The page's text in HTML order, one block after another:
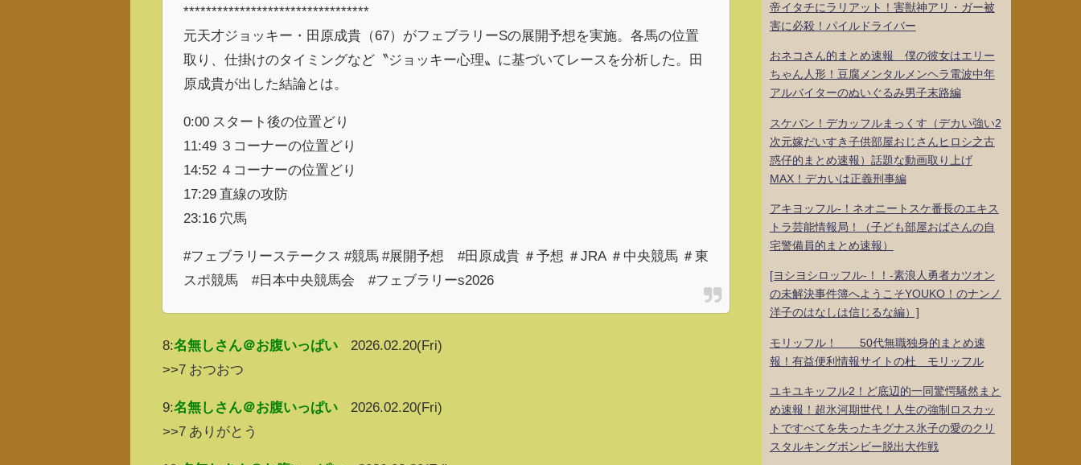
*********************************
元天才ジョッキー・田原成貴（67）がフェブラリーSの展開予想を実施。各馬の位置
取り、仕掛けのタイミングなど〝ジョッキー心理〟に基づいてレースを分析した。田
原成貴が出した結論とは。
0:00 スタート後の位置どり
11:49 ３コーナーの位置どり
14:52 ４コーナーの位置どり
17:29 直線の攻防
23:16 穴馬
#フェブラリーステークス #競馬 #展開予想 #田原成貴 ＃予想 ＃JRA ＃中央競馬 ＃東
スポ競馬 #日本中央競馬会 #フェブラリーs2026
8:名無しさん＠お腹いっぱい
2026.02.20(Fri)
>>7 おつおつ
9:名無しさん＠お腹いっぱい
2026.02.20(Fri)
>>7 ありがとう
帝イタチにラリアット！害獣神アリ・ガー被
害に必殺！パイルドライバー
おネコさん的まとめ速報 僕の彼女はエリー
ちゃん人形！豆腐メンタルメンヘラ電波中年
アルバイターのぬいぐるみ男子末路編
スケバン！デカッフルまっくす（デカい強い2
次元嫁だいすき子供部屋おじさんヒロシ之古
惑仔的まとめ速報）話題な動画取り上げ
MAX！デカいは正義刑事編
アキヨッフル-！ネオニートスケ番長のエキス
トラ芸能情報局！（子ども部屋おばさんの自
宅警備員的まとめ速報）
[ヨシヨシロッフル-！！-素浪人勇者カツオン
の未解決事件簿へようこそYOUKO！のナンノ
洋子のはなしは信じるな編）]
モリッフル！ 50代無職独身的まとめ速
報！有益便利情報サイトの杜 モリッフル
ユキユキッフル2！ど底辺的一同驚愕騒然まと
め速報！超氷河期世代！人生の強制ロスカッ
トですべてを失ったキグナス氷子の愛のクリ
スタルキングボンビー脱出大作戦